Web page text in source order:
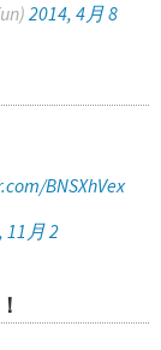
2014, 4月 8
BNSXhVex
11月 2